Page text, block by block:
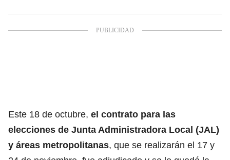
Este 18 de octubre, el contrato para las
elecciones de Junta Administradora Local (JAL)
y áreas metropolitanas, que se realizarán el 17 y